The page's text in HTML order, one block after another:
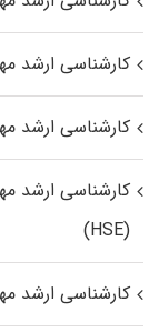
کارشناسی ارشد
کارشناسی ارشد
کارشناسی ارشد
(HSE)
کارشناسی ارشد